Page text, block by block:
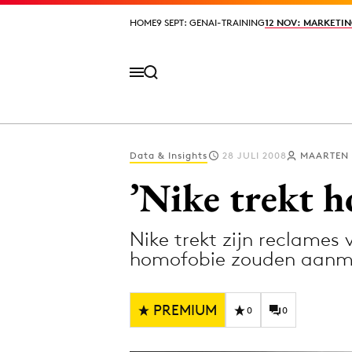
HOME9 SEPT: GENAI-TRAINING12 NOV:
HOME9 SEPT: GENAI-TRAINING12 NOV:
Digital
Diversiteit
Data & Insights 28 JULI 2008
’Nike trekt
Nike trekt zijn reclames
homofobie zouden
PREMIUM 0 0